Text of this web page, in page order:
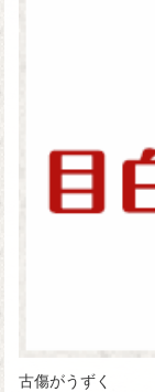
古傷がうずく